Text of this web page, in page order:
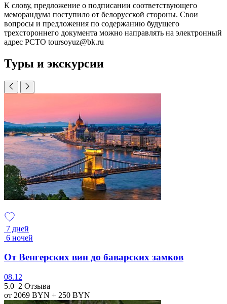
К слову, предложение о подписании соответствующего
меморандума поступило от белорусской стороны. Свои
вопросы и предложения по содержанию будущего
трехстороннего документа можно направлять на электронный
адрес РСТО toursoyuz@bk.ru
Туры и экскурсии
7 дней
6 ночей
От Венгерских вин до баварских замков
08.12
5.0 2 Отзыва
от 2069 BYN + 250 BYN